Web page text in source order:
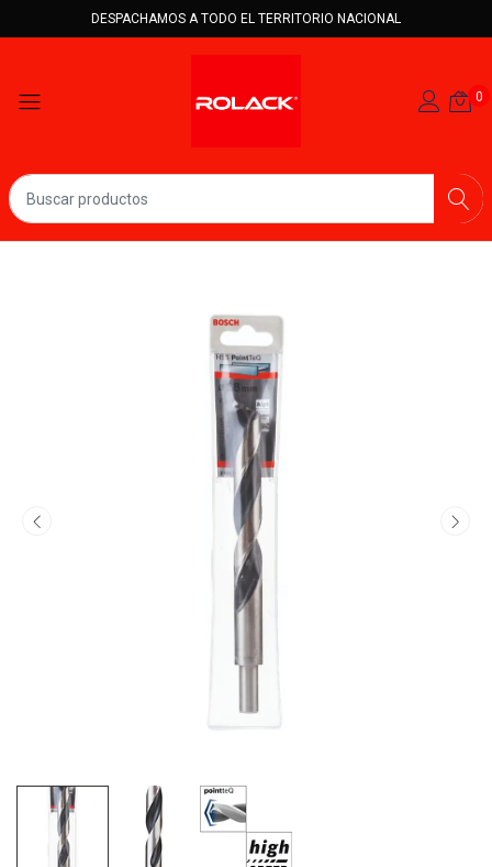
DESPACHAMOS A TODO EL TERRITORIO NACIONAL
0